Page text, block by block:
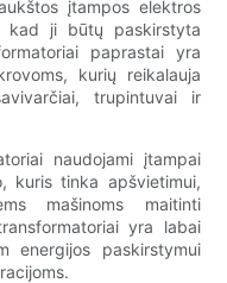
įtampos elektros
kad ji būtų paskirstyta
paprastai yra
kurių reikalauja
trupintuvai ir
naudojami įtampai
kuris tinka apšvietimui,
mašinoms maitinti
yra labai
energijos paskirstymui